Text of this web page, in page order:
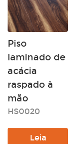
Piso
laminado de
acácia
raspado à
mão
HS0020
Leia